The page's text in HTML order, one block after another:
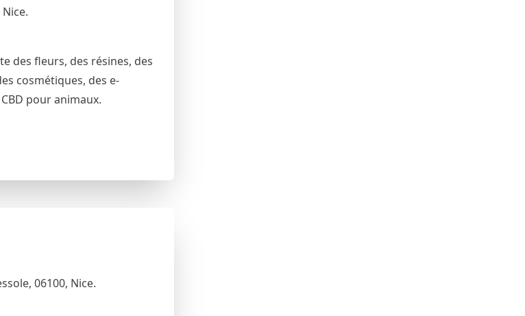
Nice.
des fleurs, des résines, des
cosmétiques, des e-
pour animaux.
, 06100, Nice.